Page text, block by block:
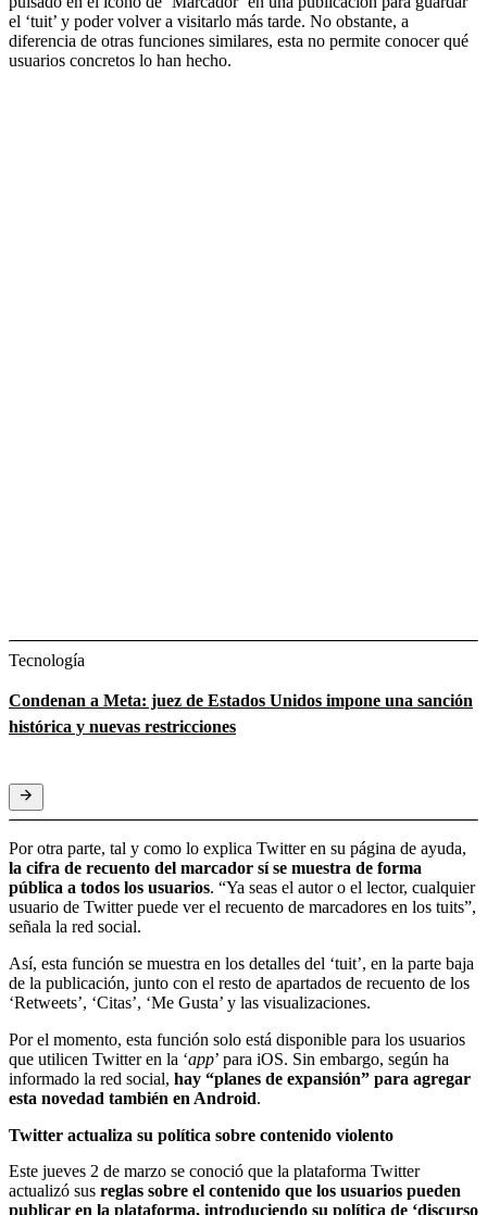
el ‘tuit’ y poder volver a visitarlo más tarde. No obstante, a
diferencia de otras funciones similares, esta no permite conocer qué
usuarios concretos lo han hecho.
Tecnología
Condenan a Meta: juez de Estados Unidos impone una sanción
histórica y nuevas restricciones
Por otra parte, tal y como lo explica Twitter en su página de ayuda,
la cifra de recuento del marcador sí se muestra de forma
pública a todos los usuarios. “Ya seas el autor o el lector, cualquier
usuario de Twitter puede ver el recuento de marcadores en los tuits”,
señala la red social.
Así, esta función se muestra en los detalles del ‘tuit’, en la parte baja
de la publicación, junto con el resto de apartados de recuento de los
‘Retweets’, ‘Citas’, ‘Me Gusta’ y las visualizaciones.
Por el momento, esta función solo está disponible para los usuarios
que utilicen Twitter en la ‘app’ para iOS. Sin embargo, según ha
informado la red social, hay “planes de expansión” para agregar
esta novedad también en Android.
Twitter actualiza su política sobre contenido violento
Este jueves 2 de marzo se conoció que la plataforma Twitter
actualizó sus reglas sobre el contenido que los usuarios pueden
publicar en la plataforma, introduciendo su política de ‘discurso